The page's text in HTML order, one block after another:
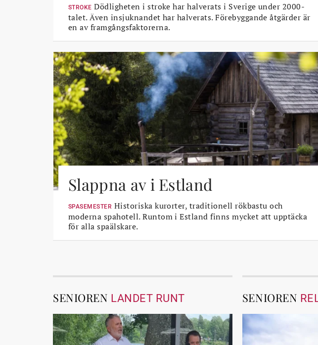
STROKE Dödligheten i stroke har halverats i Sverige under 2000-
talet. Även insjuknandet har halverats. Förebyggande åtgärder är
en av framgångsfaktorerna.
Slappna av i Estland
SPASEMESTER Historiska kurorter, traditionell rökbastu och
moderna spahotell. Runtom i Estland finns mycket att upptäcka
för alla spaälskare.
SENIOREN LANDET RUNT SENIOREN